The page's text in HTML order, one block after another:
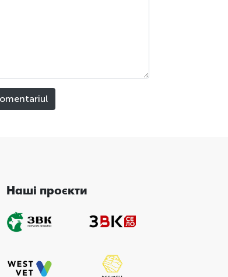
Наші проєкти